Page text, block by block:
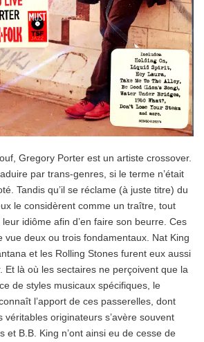
Gregory Porter est un artiste crossover.
par trans-genres, si le terme n’était
Tandis qu’il se réclame (à juste titre) du
le considèrent comme un traître, tout
idiôme afin d’en faire son beurre. Ces
vue deux ou trois fondamentaux. Nat King
et les Rolling Stones furent eux aussi
Et là où les sectaires ne perçoivent que la
de styles musicaux spécifiques, le
l’apport de ces passerelles, dont
véritables originateurs s’avère souvent
et B.B. King n’ont ainsi eu de cesse de